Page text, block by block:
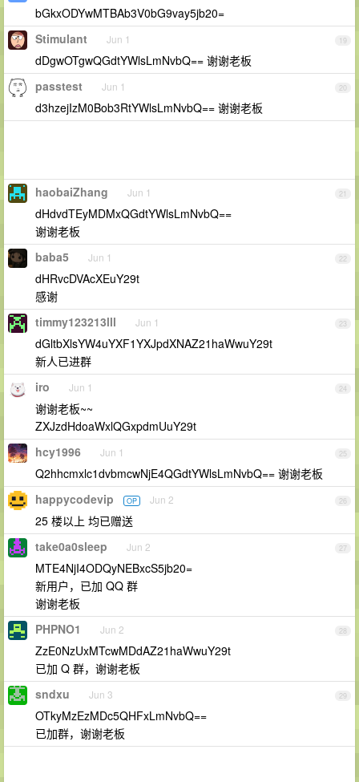
bGkxODYwMTBAb3V0bG9vay5jb20=
19
Stimulant Jun 1
dDgwOTgwQGdtYWlsLmNvbQ== 谢谢老板
20
passtest Jun 1
d3hzejIzM0Bob3RtYWlsLmNvbQ== 谢谢老板
21
haobaiZhang Jun 1
dHdvdTEyMDMxQGdtYWlsLmNvbQ==
谢谢老板
22
baba5 Jun 1
dHRvcDVAcXEuY29t
感谢
23
timmy123213lll Jun 1
dGltbXlsYW4uYXF1YXJpdXNAZ21haWwuY29t
新人已进群
24
iro Jun 1
谢谢老板~~
ZXJzdHdoaWxlQGxpdmUuY29t
25
hcy1996 Jun 1
Q2hhcmxlc1dvbmcwNjE4QGdtYWlsLmNvbQ== 谢谢老板
26
happycodevip OP Jun 2
25 楼以上 均已赠送
27
take0a0sleep Jun 2
MTE4NjI4ODQyNEBxcS5jb20=
新用户，已加 QQ 群
谢谢老板
28
PHPNO1 Jun 2
ZzE0NzUxMTcwMDdAZ21haWwuY29t
已加 Q 群，谢谢老板
29
sndxu Jun 3
OTkyMzEzMDc5QHFxLmNvbQ==
已加群，谢谢老板